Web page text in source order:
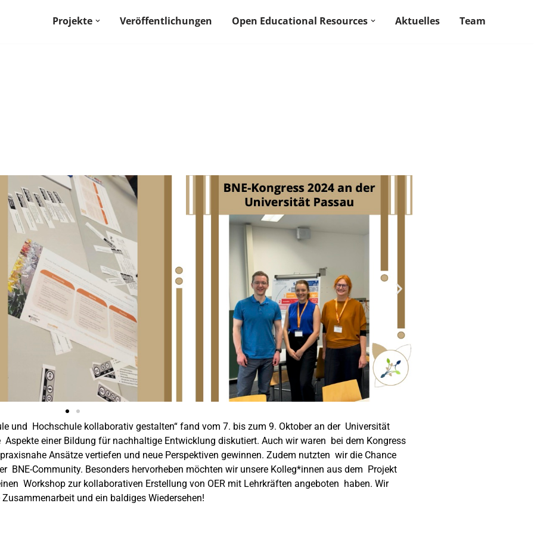
Projekte Veröffentlichungen Open Educational Resources Aktuelles Team
und Hochschule kollaborativ gestalten“ fand vom 7. bis zum 9. Oktober an der Universität
einer Bildung für nachhaltige Entwicklung diskutiert. Auch wir waren bei dem Kongress
Ansätze vertiefen und neue Perspektiven gewinnen. Zudem nutzten wir die Chance
BNE-Community. Besonders hervorheben möchten wir unsere Kolleg*innen aus dem Projekt
Workshop zur kollaborativen Erstellung von OER mit Lehrkräften angeboten haben. Wir
und ein baldiges Wiedersehen!